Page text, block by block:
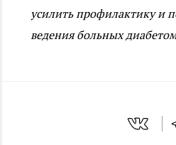
усилить профилактику и
ведения больных